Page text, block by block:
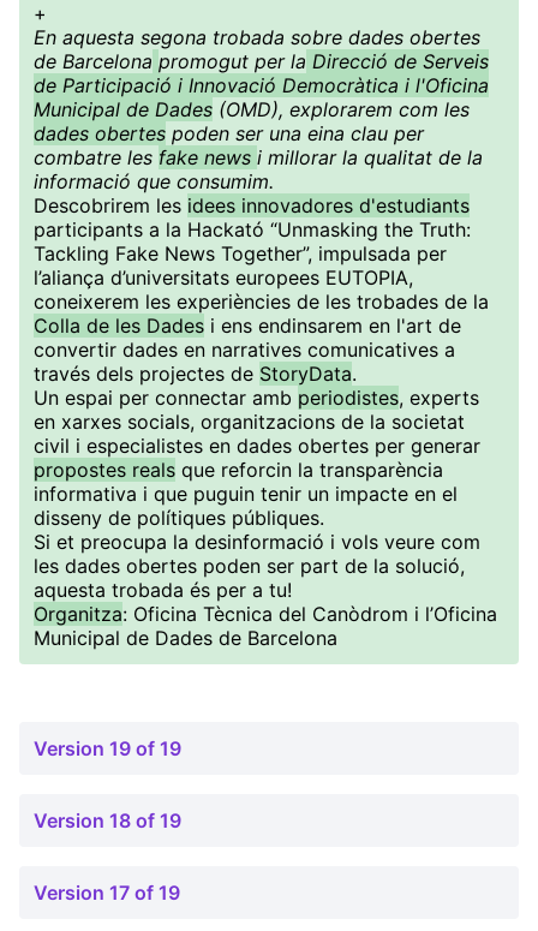
+
En aquesta segona trobada sobre dades obertes
de Barcelona promogut per la Direcció de Serveis
de Participació i Innovació Democràtica i l'Oficina
Municipal de Dades (OMD), explorarem com les
dades obertes poden ser una eina clau per
combatre les fake news i millorar la qualitat de la
informació que consumim.
Descobrirem les idees innovadores d'estudiants
participants a la Hackató “Unmasking the Truth:
Tackling Fake News Together”, impulsada per
l’aliança d’universitats europees EUTOPIA,
coneixerem les experiències de les trobades de la
Colla de les Dades i ens endinsarem en l'art de
convertir dades en narratives comunicatives a
través dels projectes de StoryData.
Un espai per connectar amb periodistes, experts
en xarxes socials, organitzacions de la societat
civil i especialistes en dades obertes per generar
propostes reals que reforcin la transparència
informativa i que puguin tenir un impacte en el
disseny de polítiques públiques.
Si et preocupa la desinformació i vols veure com
les dades obertes poden ser part de la solució,
aquesta trobada és per a tu!
Organitza: Oficina Tècnica del Canòdrom i l’Oficina
Municipal de Dades de Barcelona
Version 19 of 19
Version 18 of 19
Version 17 of 19